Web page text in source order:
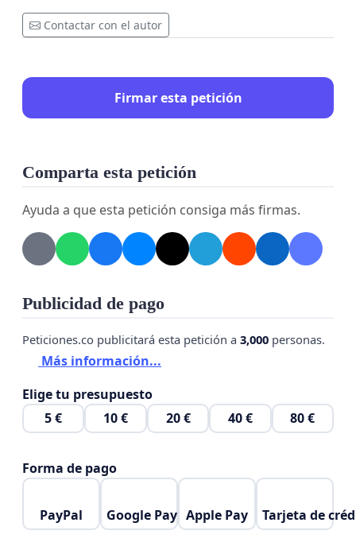
respeto hacia aquellos que serán directamente
afectados por estas decisiones. El acceso a la
cualquier cambio en los costos debe estar
respaldado por una explicación transparente y una
discusión abierta con la comunidad estudiantil.
para exigir transparencia, consulta y justificación
en todas las decisiones que afecten a nuestra
educación y futuro. Instamos al Ayuntamiento de
Osuna y a la Escuela Universitaria a que escuchen
nuestras preocupaciones y tomen medidas
Contactar con el autor
Firmar esta petición
Comparta esta petición
Ayuda a que esta petición consiga más firmas.
Publicidad de pago
Peticiones.co publicitará esta petición a 3,000 personas.
Más información...
Elige tu presupuesto
5 €
10 € 20 € 40 € 80 €
Forma de pago
PayPal Google Pay Apple Pay Tarjeta de